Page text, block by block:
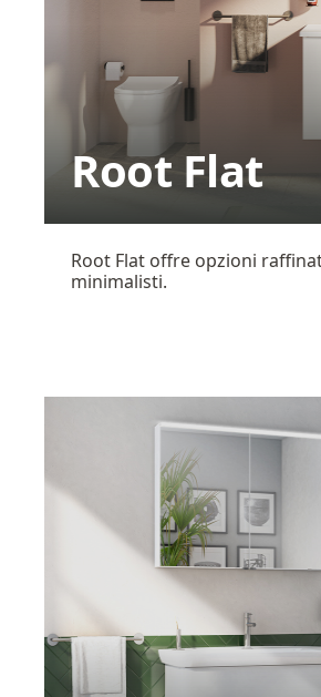
Root Flat
Root Flat offre opzioni
minimalisti.